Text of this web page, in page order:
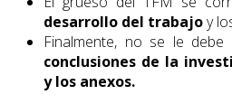
desarrollo del trabajoy
Finalmente, no se le
conclusiones de la
y los anexos.